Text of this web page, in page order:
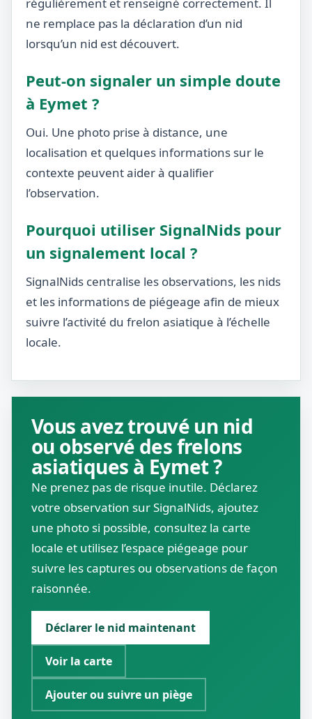
ne remplace pas la déclaration d’un nid
lorsqu’un nid est découvert.
Peut-on signaler un simple doute
à Eymet ?
Oui. Une photo prise à distance, une
localisation et quelques informations sur le
contexte peuvent aider à qualifier
l’observation.
Pourquoi utiliser SignalNids pour
un signalement local ?
SignalNids centralise les observations, les nids
et les informations de piégeage afin de mieux
suivre l’activité du frelon asiatique à l’échelle
locale.
Vous avez trouvé un nid
ou observé des frelons
asiatiques à Eymet ?
Ne prenez pas de risque inutile. Déclarez
votre observation sur SignalNids, ajoutez
une photo si possible, consultez la carte
locale et utilisez l’espace piégeage pour
suivre les captures ou observations de façon
raisonnée.
Déclarer le nid maintenant
Voir la carte
Ajouter ou suivre un piège